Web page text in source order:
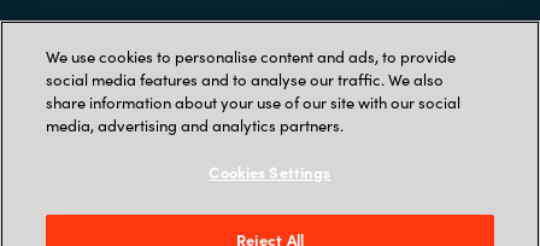
Customer terms and conditions
We use cookies to personalise content and ads, to provide
social media features and to analyse our traffic. We also
share information about your use of our site with our social
media, advertising and analytics partners.
Cookies Settings
Reject All